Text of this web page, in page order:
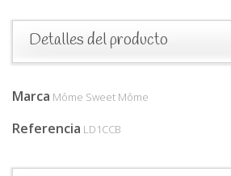
Detalles del producto
Marca Môme Sweet Môme
Referencia LD1CCB